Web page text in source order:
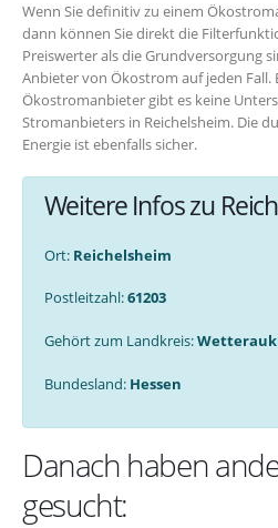
Wenn Sie definitiv zu einem
dann können Sie direkt die
Preiswerter als die Grundversorgung
Anbieter von Ökostrom auf jeden Fall.
Ökostromanbieter gibt es keine
Stromanbieters in Reichelsheim. Die
Energie ist ebenfalls sicher.
Weitere Infos zu
Ort: Reichelsheim
Postleitzahl:61203
Gehört zum Landkreis:
Bundesland: Hessen
Danach haben
gesucht: